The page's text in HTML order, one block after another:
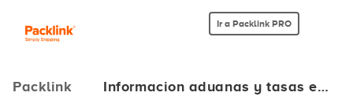
Ir a Packlink PRO
Packlink Informacion aduanas y tasas e…